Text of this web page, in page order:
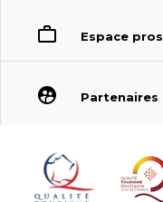
Espace pros
Partenaires